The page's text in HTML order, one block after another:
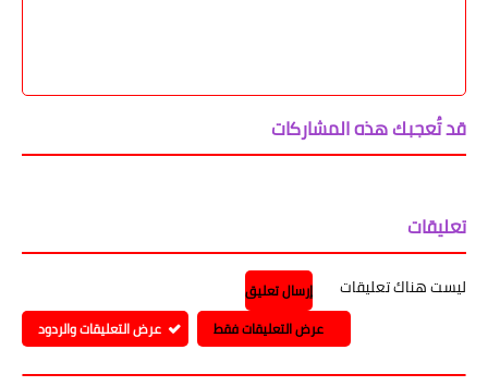
قد تُعجبك هذه المشاركات
تعليقات
ليست هناك تعليقات
إرسال تعليق
عرض التعليقات فقط
عرض التعليقات والردود